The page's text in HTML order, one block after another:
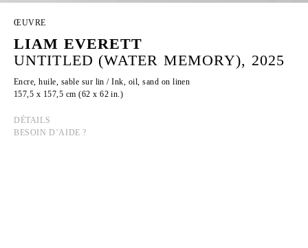
ŒUVRE
LIAM EVERETT
UNTITLED (WATER MEMORY), 2025
Encre, huile, sable sur lin / Ink, oil, sand on linen
157,5 x 157,5 cm (62 x 62 in.)
DÉTAILS
BESOIN D’AIDE ?